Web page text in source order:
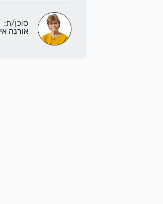
סוכן/ת:
אורנה